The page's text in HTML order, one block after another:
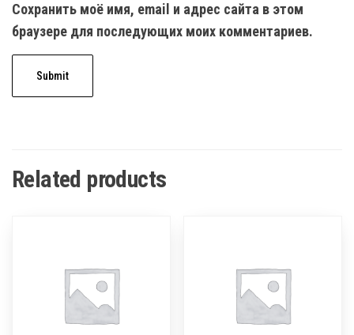
Сохранить моё имя, email и адрес сайта в этом
браузере для последующих моих комментариев.
Related products